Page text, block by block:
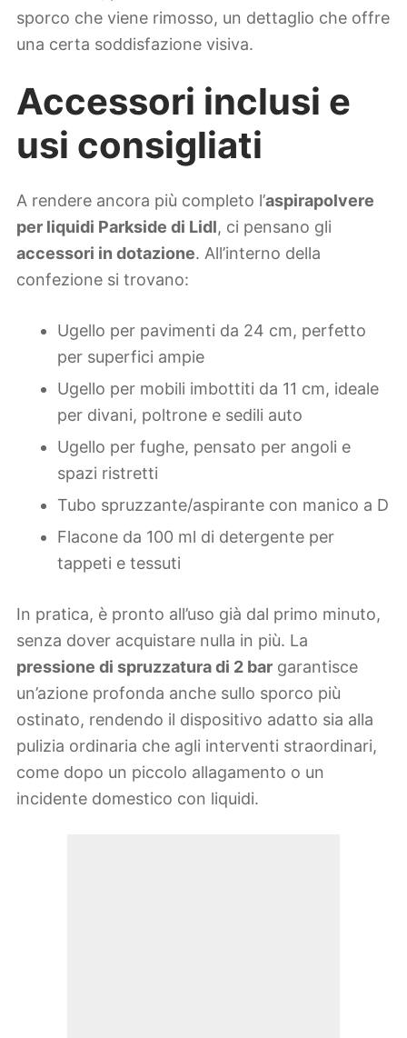
sporco che viene rimosso, un dettaglio che offre
una certa soddisfazione visiva.
Accessori inclusi e
usi consigliati
A rendere ancora più completo l’aspirapolvere
per liquidi Parkside di Lidl, ci pensano gli
accessori in dotazione. All’interno della
confezione si trovano:
Ugello per pavimenti da 24 cm, perfetto
per superfici ampie
Ugello per mobili imbottiti da 11 cm, ideale
per divani, poltrone e sedili auto
Ugello per fughe, pensato per angoli e
spazi ristretti
Tubo spruzzante/aspirante con manico a D
Flacone da 100 ml di detergente per
tappeti e tessuti
In pratica, è pronto all’uso già dal primo minuto,
senza dover acquistare nulla in più. La
pressione di spruzzatura di 2 bar garantisce
un’azione profonda anche sullo sporco più
ostinato, rendendo il dispositivo adatto sia alla
pulizia ordinaria che agli interventi straordinari,
come dopo un piccolo allagamento o un
incidente domestico con liquidi.